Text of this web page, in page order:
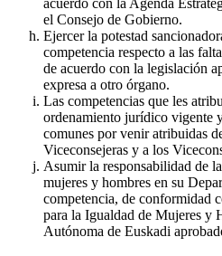
acuerdo con la Agenda
el Consejo de Gobierno.
Ejercer la potestad
competencia respecto a las
de acuerdo con la legislación
expresa a otro órgano.
Las competencias que les
ordenamiento jurídico vigente
comunes por venir atribuidas
Viceconsejeras y a los
Asumir la responsabilidad de
mujeres y hombres en su
competencia, de conformidad
para la Igualdad de Mujeres y
Autónoma de Euskadi